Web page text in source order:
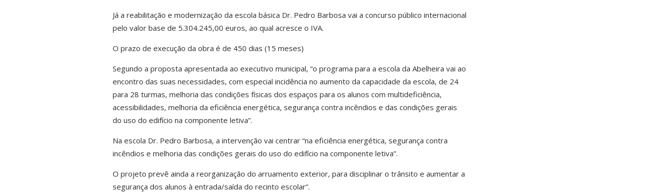
Já a reabilitação e modernização da escola básica Dr. Pedro Barbosa vai a concurso público internacional
pelo valor base de 5.304.245,00 euros, ao qual acresce o IVA.
O prazo de execução da obra é de 450 dias (15 meses)
Segundo a proposta apresentada ao executivo municipal, “o programa para a escola da Abelheira vai ao
encontro das suas necessidades, com especial incidência no aumento da capacidade da escola, de 24
para 28 turmas, melhoria das condições físicas dos espaços para os alunos com multideficiência,
acessibilidades, melhoria da eficiência energética, segurança contra incêndios e das condições gerais
do uso do edifício na componente letiva”.
Na escola Dr. Pedro Barbosa, a intervenção vai centrar “na eficiência energética, segurança contra
incêndios e melhoria das condições gerais do uso do edifício na componente letiva”.
O projeto prevê ainda a reorganização do arruamento exterior, para disciplinar o trânsito e aumentar a
segurança dos alunos à entrada/saída do recinto escolar”.